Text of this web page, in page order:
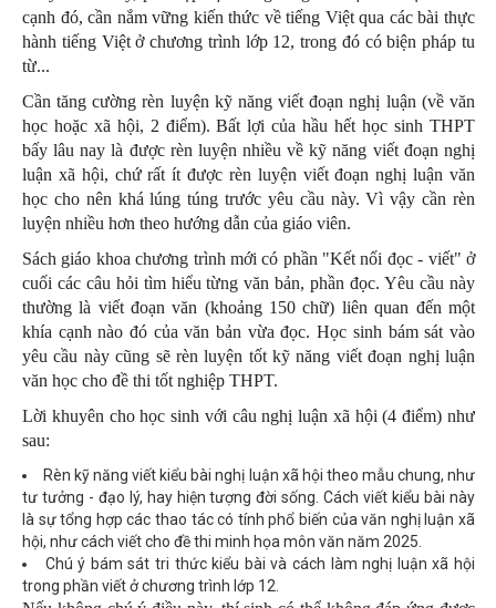
cạnh đó, cần nắm vững kiến thức về tiếng Việt qua các bài thực
hành tiếng Việt ở chương trình lớp 12, trong đó có biện pháp tu
từ...
Cần tăng cường rèn luyện kỹ năng viết đoạn nghị luận (về văn
học hoặc xã hội, 2 điểm). Bất lợi của hầu hết học sinh THPT
bấy lâu nay là được rèn luyện nhiều về kỹ năng viết đoạn nghị
luận xã hội, chứ rất ít được rèn luyện viết đoạn nghị luận văn
học cho nên khá lúng túng trước yêu cầu này. Vì vậy cần rèn
luyện nhiều hơn theo hướng dẫn của giáo viên.
Sách giáo khoa chương trình mới có phần "Kết nối đọc - viết" ở
cuối các câu hỏi tìm hiểu từng văn bản, phần đọc. Yêu cầu này
thường là viết đoạn văn (khoảng 150 chữ) liên quan đến một
khía cạnh nào đó của văn bản vừa đọc. Học sinh bám sát vào
yêu cầu này cũng sẽ rèn luyện tốt kỹ năng viết đoạn nghị luận
văn học cho đề thi tốt nghiệp THPT.
Lời khuyên cho học sinh với câu nghị luận xã hội (4 điểm) như
sau:
Rèn kỹ năng viết kiểu bài nghị luận xã hội theo mẫu chung, như
tư tưởng - đạo lý, hay hiện tượng đời sống. Cách viết kiểu bài này
là sự tổng hợp các thao tác có tính phổ biến của văn nghị luận xã
hội, như cách viết cho đề thi minh họa môn văn năm 2025.
Chú ý bám sát tri thức kiểu bài và cách làm nghị luận xã hội
trong phần viết ở chương trình lớp 12.